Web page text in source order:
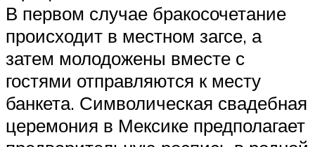
В первом случае бракосочетание
происходит в местном загсе, а
затем молодожены вместе с
гостями отправляются к месту
банкета. Символическая свадебная
церемония в Мексике предполагает